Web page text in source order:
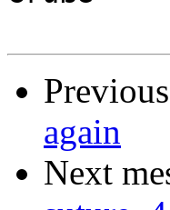
again
Next